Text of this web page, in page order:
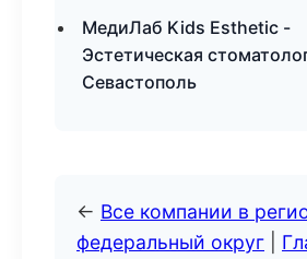
МедиЛаб Kids Esthetic -
Эстетическая
Севастополь
← Все компании в
федеральный округ